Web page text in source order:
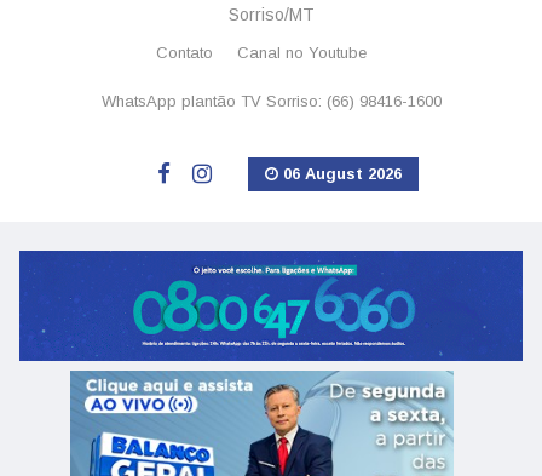
Sorriso/MT
Contato Canal no Youtube
WhatsApp plantão TV Sorriso: (66) 98416-1600
06 August 2026